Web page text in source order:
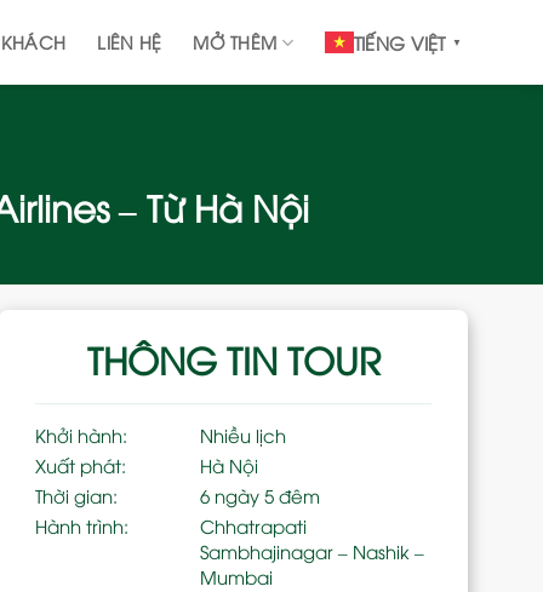
LIÊN HỆ MỞ THÊM TIẾNG VIỆT ▼
– Từ Hà Nội
THÔNG TIN TOUR
Khởi hành:
Nhiều lịch
Xuất phát:
Hà Nội
Thời gian:
6 ngày 5 đêm
Hành trình:
Chhatrapati
Sambhajinagar – Nashik –
Mumbai